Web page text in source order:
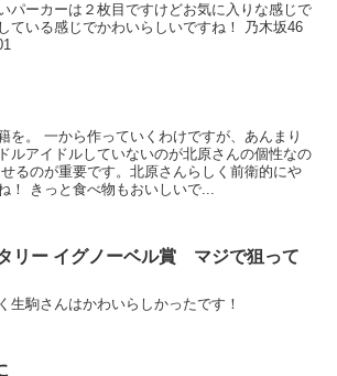
パーカーは２枚目ですけどお気に入りな感じで
ている感じでかわいらしいですね！ 乃木坂46
を。 一から作っていくわけですが、あんまり
ルアイドルしていないのが北原さんの個性なの
るのが重要です。北原さんらしく前衛的にや
！ きっと食べ物もおいしいで...
リー イグノーベル賞 マジで狙って
生駒さんはかわいらしかったです！